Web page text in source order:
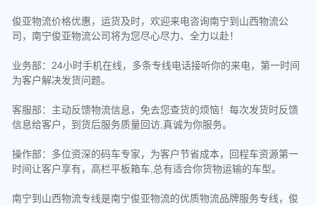
俊亚物流价格优惠，运货及时，欢迎来电咨询南宁到山西物流公
司，南宁俊亚物流公司将为您尽心尽力、全力以赴！
业务部：24小时手机在线，多条专线电话接听你的来电，第一时间
为客户解决发货问题。
客服部：主动反馈物流信息，免去您查货的烦恼！每次发货时反馈
信息给客户，到货后服务质量回访,真诚为你服务。
操作部：多位资深的码车专家，为客户节省成本，回程车资源第一
时间让客户享有，高栏平板箱车,总有适合你货物运输的车型。
南宁到山西物流专线是南宁俊亚物流的优质物流品牌服务专线，俊